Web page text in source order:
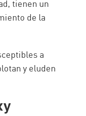
tienen un
de la
a
y eluden